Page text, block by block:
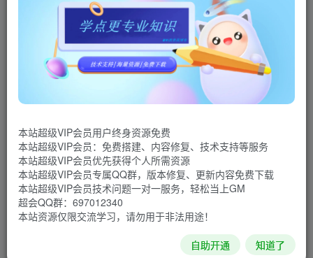
本站的资源转载自国内外各大媒体和网络，仅供试玩体
验。如果您喜欢该游戏内容，请支持正版 →→→正版购买
游戏介绍
《红翼：美国王牌》是一款激动人心的战机街机射击游
的天空中，单人或与朋友一起呼啸飞翔，赢得胜利!
游戏视频
本站超级VIP会员用户终身资源免费
本站超级VIP会员：免费搭建、内容修复、技术支持等服务
本站超级VIP会员优先获得个人所需资源
本站超级VIP会员专属QQ群，版本修复、更新内容免费下载
本站超级VIP会员技术问题一对一服务，轻松当上GM
超会QQ群：697012340
本站资源仅限交流学习，请勿用于非法用途！
自助开通 知道了